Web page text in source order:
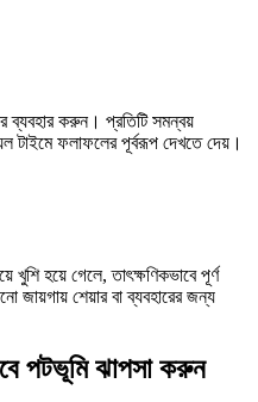
ব্যবহার করুন। প্রতিটি সমন্বয়
টাইমে ফলাফলের পূর্বরূপ দেখতে দেয়।
খুশি হয়ে গেলে, তাৎক্ষণিকভাবে পূর্ণ
জায়গায় শেয়ার বা ব্যবহারের জন্য
পটভূমি ঝাপসা করুন